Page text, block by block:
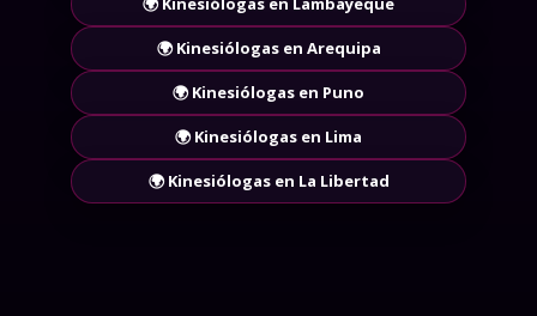
🌍 Kinesiólogas en Moquegua
🌍 Kinesiólogas en Lambayeque
🌍 Kinesiólogas en Arequipa
🌍 Kinesiólogas en Puno
🌍 Kinesiólogas en Lima